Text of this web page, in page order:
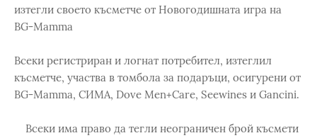
изтегли своето късметче от Новогодишната игра на
BG-Mamma
Всеки регистриран и логнат потребител, изтеглил
късметче, участва в томбола за подаръци, осигурени от
BG-Mamma, СИМА, Dove Men+Care, Seewines и Gancini.
Всеки има право да тегли неограничен брой късмети